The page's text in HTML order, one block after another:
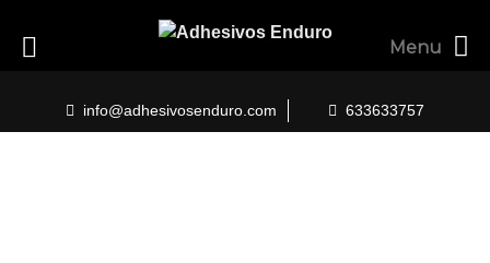
content
info@adhesivosenduro.com 633633757
Menu